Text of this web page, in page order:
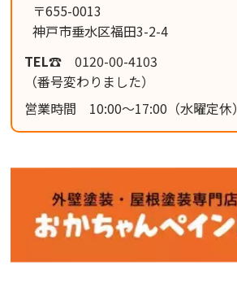
〒655-0013
神戸市垂水区福田3-2-4
TEL☎ 0120-00-4103
（番号変わりました）
営業時間 10:00～17:00 （水曜定休）